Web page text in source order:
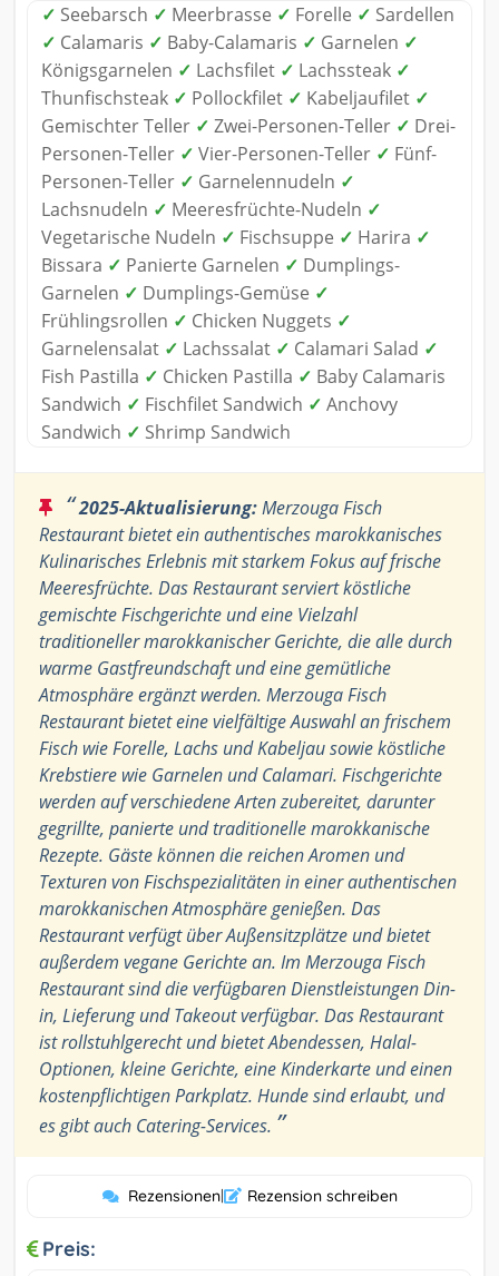
✓ Seebarsch ✓ Meerbrasse ✓ Forelle ✓ Sardellen
✓ Calamaris ✓ Baby-Calamaris ✓ Garnelen ✓
Königsgarnelen ✓ Lachsfilet ✓ Lachssteak ✓
Thunfischsteak ✓ Pollockfilet ✓ Kabeljaufilet ✓
Gemischter Teller ✓ Zwei-Personen-Teller ✓ Drei-
Personen-Teller ✓ Vier-Personen-Teller ✓ Fünf-
Personen-Teller ✓ Garnelennudeln ✓
Lachsnudeln ✓ Meeresfrüchte-Nudeln ✓
Vegetarische Nudeln ✓ Fischsuppe ✓ Harira ✓
Bissara ✓ Panierte Garnelen ✓ Dumplings-
Garnelen ✓ Dumplings-Gemüse ✓
Frühlingsrollen ✓ Chicken Nuggets ✓
Garnelensalat ✓ Lachssalat ✓ Calamari Salad ✓
Fish Pastilla ✓ Chicken Pastilla ✓ Baby Calamaris
Sandwich ✓ Fischfilet Sandwich ✓ Anchovy
Sandwich ✓ Shrimp Sandwich
“2025-Aktualisierung:Merzouga Fisch
Restaurant bietet ein authentisches marokkanisches
Kulinarisches Erlebnis mit starkem Fokus auf frische
Meeresfrüchte. Das Restaurant serviert köstliche
gemischte Fischgerichte und eine Vielzahl
traditioneller marokkanischer Gerichte, die alle durch
warme Gastfreundschaft und eine gemütliche
Atmosphäre ergänzt werden. Merzouga Fisch
Restaurant bietet eine vielfältige Auswahl an frischem
Fisch wie Forelle, Lachs und Kabeljau sowie köstliche
Krebstiere wie Garnelen und Calamari. Fischgerichte
werden auf verschiedene Arten zubereitet, darunter
gegrillte, panierte und traditionelle marokkanische
Rezepte. Gäste können die reichen Aromen und
Texturen von Fischspezialitäten in einer authentischen
marokkanischen Atmosphäre genießen. Das
Restaurant verfügt über Außensitzplätze und bietet
außerdem vegane Gerichte an. Im Merzouga Fisch
Restaurant sind die verfügbaren Dienstleistungen Din-
in, Lieferung und Takeout verfügbar. Das Restaurant
ist rollstuhlgerecht und bietet Abendessen, Halal-
Optionen, kleine Gerichte, eine Kinderkarte und einen
kostenpflichtigen Parkplatz. Hunde sind erlaubt, und
es gibt auch Catering-Services. ”
Rezensionen| Rezension schreiben
Preis: